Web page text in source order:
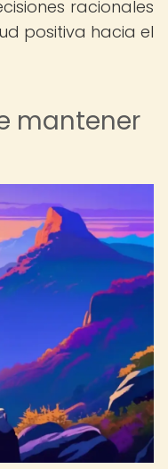
racionales
positiva hacia el
mantener